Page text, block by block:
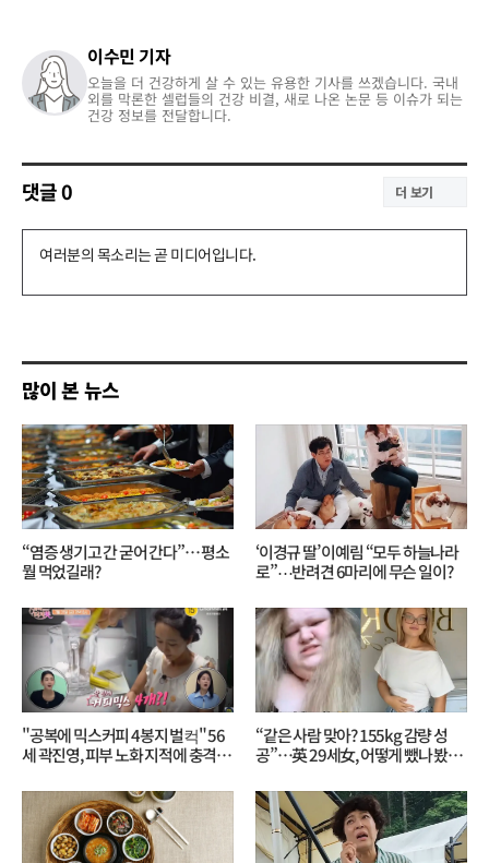
이수민 기자
오늘을 더 건강하게 살 수 있는 유용한 기사를 쓰겠습니다. 국내
외를 막론한 셀럽들의 건강 비결, 새로 나온 논문 등 이슈가 되는
건강 정보를 전달합니다.
댓글0 더 보기
댓
기
많이 본 뉴스
“염증 생기고 간 굳어 간다”… 평소
뭘 먹었길래?
‘이경규 딸’ 이예림 “모두 하늘나라
로”⋯반려견 6마리에 무슨 일이?
"공복에 믹스커피 4봉지 벌컥" 56
세 곽진영, 피부 노화 지적에 충격…
“같은 사람 맞아? 155kg 감량 성
공”…英 29세女, 어떻게 뺐나 봤더